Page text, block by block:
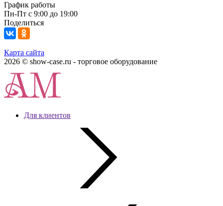
График работы
Пн-Пт с 9:00 до 19:00
Поделиться
Карта сайта
2026 © show-case.ru - торговое оборудование
Для клиентов